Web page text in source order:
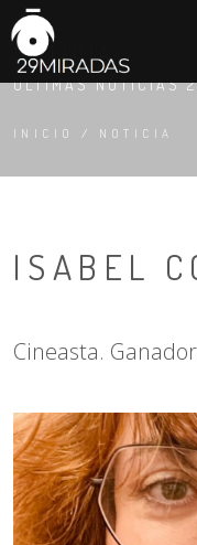
NOTICIA
ÚLTIMAS NOTICIAS
INICIO / NOTICIA
ISABEL
Cineasta.